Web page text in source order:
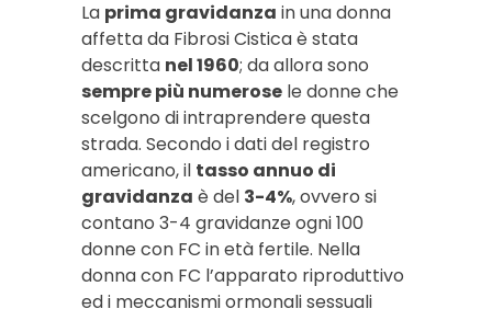
La prima gravidanza in una donna
affetta da Fibrosi Cistica è stata
descritta nel 1960; da allora sono
sempre più numerose le donne che
scelgono di intraprendere questa
strada. Secondo i dati del registro
americano, il tasso annuo di
gravidanza è del 3-4%, ovvero si
contano 3-4 gravidanze ogni 100
donne con FC in età fertile. Nella
donna con FC l’apparato riproduttivo
ed i meccanismi ormonali sessuali